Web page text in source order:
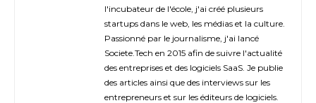
l'incubateur de l'école, j'ai créé plusieurs
startups dans le web, les médias et la culture.
Passionné par le journalisme, j'ai lancé
Societe.Tech en 2015 afin de suivre l'actualité
des entreprises et des logiciels SaaS. Je publie
des articles ainsi que des interviews sur les
entrepreneurs et sur les éditeurs de logiciels.